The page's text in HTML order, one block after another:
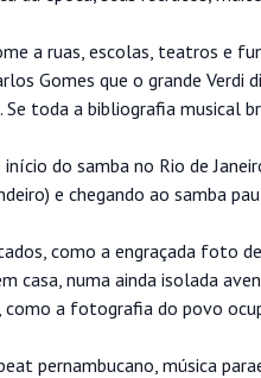
a ruas, escolas, teatros e
Gomes que o grande Verdi
Se toda a bibliografia musical
do samba no Rio de
e chegando ao samba
como a engraçada foto de
casa, numa ainda isolada
como a fotografia do povo
pernambucano, música